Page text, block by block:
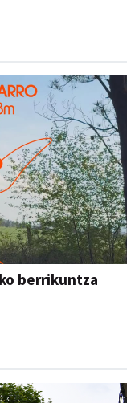
berrikuntza